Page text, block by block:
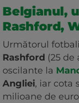
Belgianul,
Rashford,
Următorul
Rashford (25 de
oscilante la
Angliei, iar cota
milioane de